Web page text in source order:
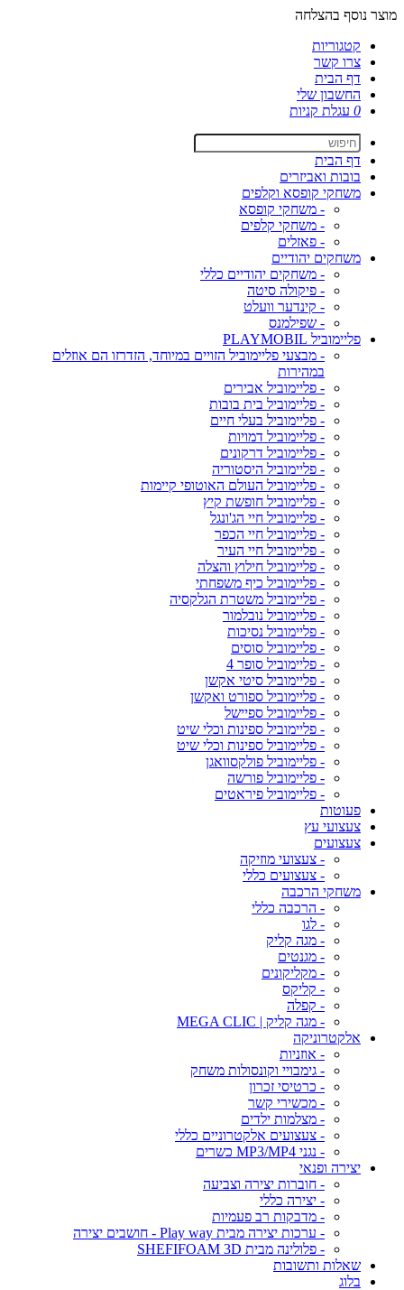
מוצר נוסף בהצלחה
קטגוריות
צרו קשר
דף הבית
החשבון שלי
0 עגלת קניות
דף הבית
בובות ואביזרים
משחקי קופסא וקלפים
- משחקי קופסא
- משחקי קלפים
- פאזלים
משחקים יהודיים
- משחקים יהודיים כללי
- פיקולה סיטה
- קינדער וועלט
- שפילמנס
פליימוביל PLAYMOBIL
- מבצעי פליימוביל הזויים במיוחד, הזדרזו הם אוזלים
במהירות
- פליימוביל אבירים
- פליימוביל בית בובות
- פליימוביל בעלי חיים
- פליימוביל דמויות
- פליימוביל דרקונים
- פליימוביל היסטוריה
- פליימוביל העולם האוטופי קיימות
- פליימוביל חופשת קיץ
- פליימוביל חיי הג'ונגל
- פליימוביל חיי הכפר
- פליימוביל חיי העיר
- פליימוביל חילוץ והצלה
- פליימוביל כיף משפחתי
- פליימוביל משטרת הגלקסיה
- פליימוביל נובלמור
- פליימוביל נסיכות
- פליימוביל סוסים
- פליימוביל סופר 4
- פליימוביל סיטי אקשן
- פליימוביל ספורט ואקשן
- פליימוביל ספיישל
- פליימוביל ספינות וכלי שיט
- פליימוביל ספינות וכלי שיט
- פליימוביל פולקסוואגן
- פליימוביל פורשה
- פליימוביל פיראטים
פעוטות
צעצועי עץ
צעצועים
- צעצועי מוזיקה
- צעצועים כללי
משחקי הרכבה
- הרכבה כללי
- לגו
- מגה קליק
- מגנטים
- מקליקונים
- קליקס
- קפלה
- מגה קליק | MEGA CLIC
אלקטרוניקה
- אוזניות
- גימבויי וקונסולות משחק
- כרטיסי זכרון
- מכשירי קשר
- מצלמות ילדים
- צעצועים אלקטרוניים כללי
- נגני MP3/MP4 כשרים
יצירה ופנאי
- חוברות יצירה וצביעה
- יצירה כללי
- מדבקות רב פעמיות
- ערכות יצירה מבית Play way - חושבים יצירה
- פלולינה מבית SHEFIFOAM 3D
שאלות ותשובות
בלוג